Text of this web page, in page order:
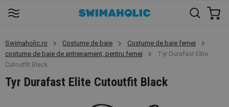
Swimaholic.ro Costume de baie
Costume de baie femei
costume de baie de antrenament, pentru femei
Tyr Durafast Elite
Cutoutfit Black
Tyr Durafast Elite Cutoutfit Black